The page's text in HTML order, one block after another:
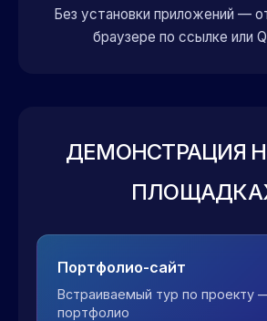
Без установки приложений —
браузере по ссылке или
ДЕМОНСТРАЦИЯ
Портфолио-сайт
Встраиваемый тур по проекту
портфолио